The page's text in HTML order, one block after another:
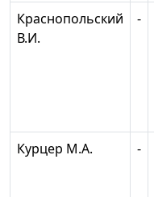
Краснопольский
В.И.
-
Курцер М.А.
-